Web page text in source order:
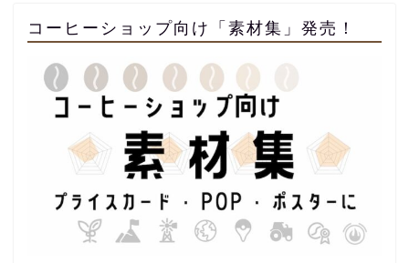
コーヒーショップ向け「素材集」発売！